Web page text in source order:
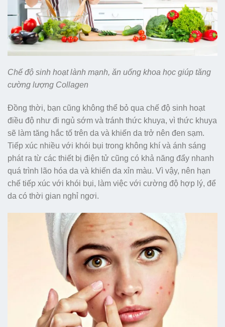
Chế độ sinh hoạt lành mạnh, ăn uống khoa học giúp tăng
cường lượng Collagen
Đồng thời, bạn cũng không thể bỏ qua chế độ sinh hoạt
điều độ như đi ngủ sớm và tránh thức khuya, vì thức khuya
sẽ làm tăng hắc tố trên da và khiến da trở nên đen sạm.
Tiếp xúc nhiều với khói bụi trong không khí và ánh sáng
phát ra từ các thiết bị điện tử cũng có khả năng đẩy nhanh
quá trình lão hóa da và khiến da xỉn màu. Vì vậy, nên hạn
chế tiếp xúc với khói bụi, làm việc với cường độ hợp lý, để
da có thời gian nghỉ ngơi.